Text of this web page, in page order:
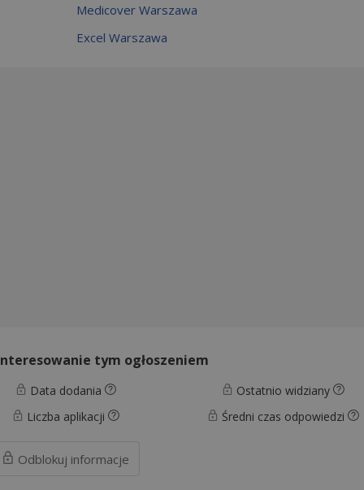
Medicover Warszawa
Excel Warszawa
tym ogłoszeniem
Data dodania
Ostatnio widziany
Liczba aplikacji Średni czas odpowiedzi
Odblokuj informacje